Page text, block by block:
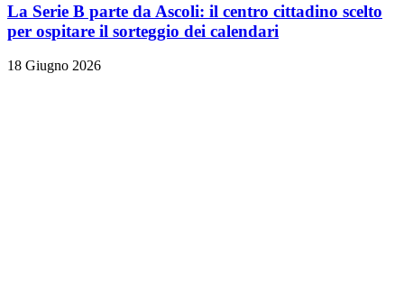
La Serie B parte da Ascoli: il centro cittadino scelto
per ospitare il sorteggio dei calendari
18 Giugno 2026